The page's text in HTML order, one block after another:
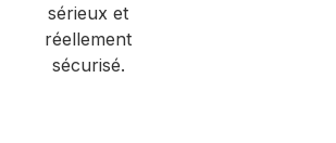
sérieux et
réellement
sécurisé.